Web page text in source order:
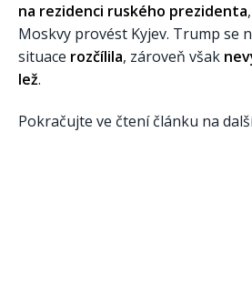
na rezidenci ruského prezidenta
Moskvy provést Kyjev. Trump se
situace rozčílila, zároveň však
lež.
Pokračujte ve čtení článku na